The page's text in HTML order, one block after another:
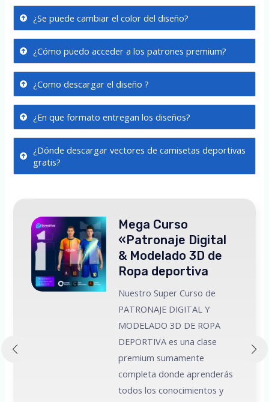
¿Se puede cambiar el color del diseño?
¿Cómo puedo acceder a los patrones premium?
¿Como descargar el diseño ?
¿En que formato entregan los diseños?
¿Dónde descargar vectores de camisetas deportivas
gratis?
Mega Curso
«Patronaje Digital
& Modelado 3D de
Ropa deportiva
Nuestro Super Curso de
PATRONAJE DIGITAL Y
MODELADO 3D DE ROPA
DEPORTIVA es una clase
premium sumamente
completa donde aprenderás
todos los conocimientos y